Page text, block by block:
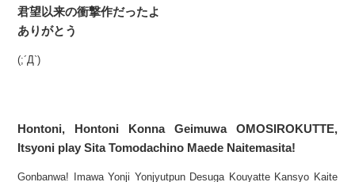
君望以来の衝撃作だったよ
ありがとう
(;´Д`)
Hontoni, Hontoni Konna Geimuwa OMOSIROKUTTE,
Itsyoni play Sita Tomodachino Maede Naitemasita!
Gonbanwa! Imawa Yonji Yonjyutpun Desuga Kouyatte Kansyo Kaite